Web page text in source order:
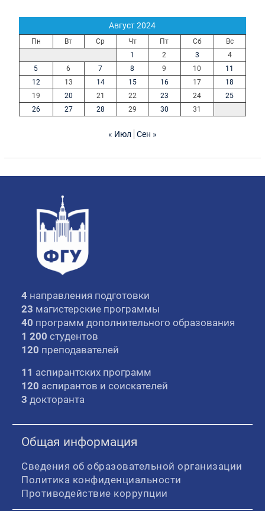
Август 2024
Пн Вт Ср Чт Пт Сб
Вс
1
2 3
4
5
6 7 8 9 10
11
12
13 14 15 16 17
18
19
20 21 22 23 24
25
26
27 28 29 30 31
« Июл Сен »
4 направления подготовки
23 магистерские программы
40 программ дополнительного образования
1 200 студентов
120 преподавателей
11 аспирантских программ
120 аспирантов и соискателей
3 докторанта
Общая информация
Сведения об образовательной организации
Политика конфиденциальности
Противодействие коррупции